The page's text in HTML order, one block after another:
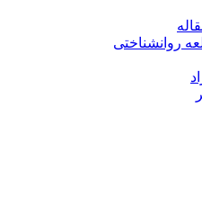
روانشناختی